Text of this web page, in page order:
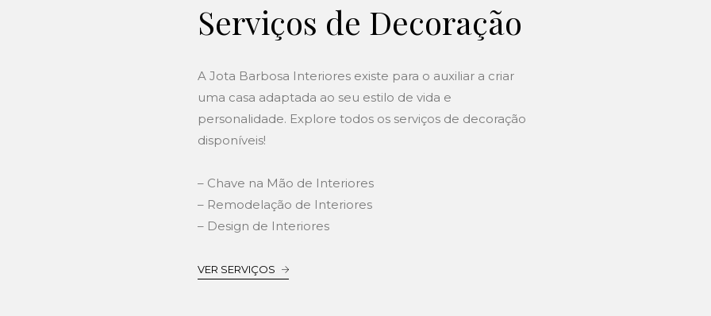
Serviços de Decoração
A Jota Barbosa Interiores existe para o auxiliar a criar
uma casa adaptada ao seu estilo de vida e
personalidade. Explore todos os serviços de decoração
disponíveis!
– Chave na Mão de Interiores
– Remodelação de Interiores
– Design de Interiores
VER SERVIÇOS